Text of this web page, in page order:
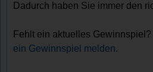
Dadurch haben Sie immer den
Fehlt ein aktuelles
ein Gewinnspiel melden.